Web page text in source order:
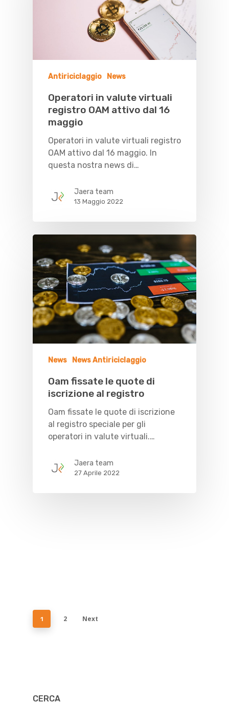
Antiriciclaggio News
Operatori in valute virtuali
registro OAM attivo dal 16
maggio
Operatori in valute virtuali registro
OAM attivo dal 16 maggio. In
questa nostra news di…
Jaera team
13 Maggio 2022
News News Antiriciclaggio
Oam fissate le quote di
iscrizione al registro
Oam fissate le quote di iscrizione
al registro speciale per gli
operatori in valute virtuali.…
Jaera team
27 Aprile 2022
1 2 Next
CERCA